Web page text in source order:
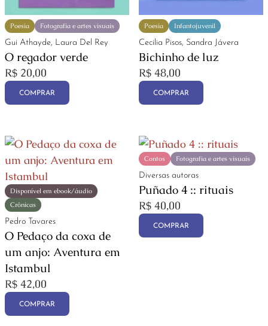
Fotografia e artes visuais
Poesia
Gui Athayde, Laura Del Rey
O regador verde
R$ 20,00
COMPRAR
Infantojuvenil
Poesia
Cecilia Pisos, Sandra Jávera
Bichinho de luz
R$ 48,00
COMPRAR
Crônicas
Disponível em ebook/áudio
Pedro Tavares
O Pedaço da coxa de
um anjo: Aventura em
Istambul
R$ 42,00
COMPRAR
Contos Fotografia e artes visuais
Diversas autoras
Puñado 4 :: rituais
R$ 40,00
COMPRAR